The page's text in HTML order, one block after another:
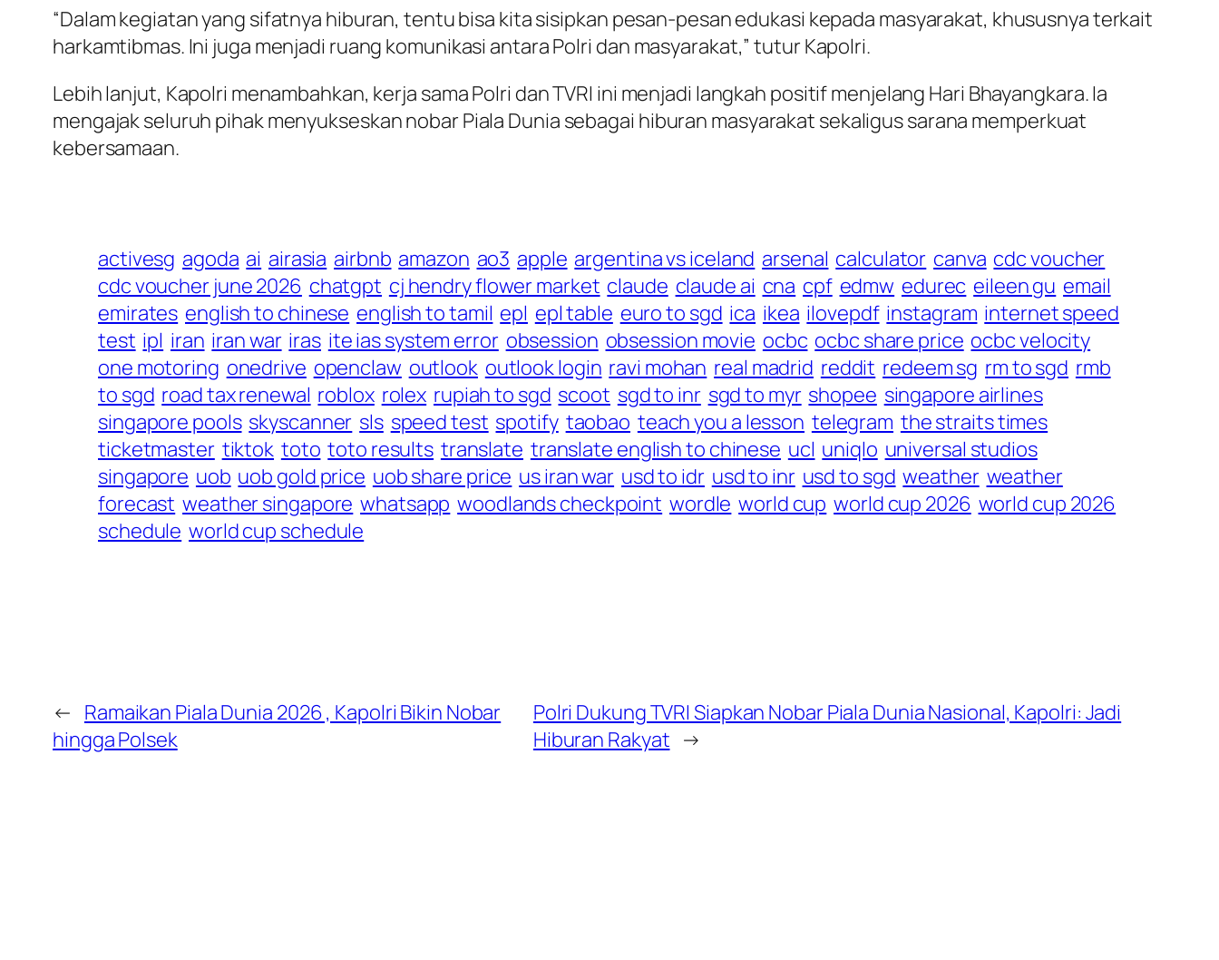
“Dalam kegiatan yang sifatnya hiburan, tentu bisa kita sisipkan pesan-pesan edukasi kepada masyarakat, khususnya terkait
harkamtibmas. Ini juga menjadi ruang komunikasi antara Polri dan masyarakat,” tutur Kapolri.
Lebih lanjut, Kapolri menambahkan, kerja sama Polri dan TVRI ini menjadi langkah positif menjelang Hari Bhayangkara. Ia
mengajak seluruh pihak menyukseskan nobar Piala Dunia sebagai hiburan masyarakat sekaligus sarana memperkuat
kebersamaan.
activesg agoda ai airasia airbnb amazon ao3 apple argentina vs iceland arsenal calculator canva cdc voucher
cdc voucher june 2026 chatgpt cj hendry flower market claude claude ai cna cpf edmw edurec eileen gu email
emirates english to chinese english to tamil epl epl table euro to sgd ica ikea ilovepdf instagram internet speed
test ipl iran iran war iras ite ias system error obsession obsession movie ocbc ocbc share price ocbc velocity
one motoring onedrive openclaw outlook outlook login ravi mohan real madrid reddit redeem sg rm to sgd rmb
to sgd road tax renewal roblox rolex rupiah to sgd scoot sgd to inr sgd to myr shopee singapore airlines
singapore pools skyscanner sls speed test spotify taobao teach you a lesson telegram the straits times
ticketmaster tiktok toto toto results translate translate english to chinese ucl uniqlo universal studios
singapore uob uob gold price uob share price us iran war usd to idr usd to inr usd to sgd weather weather
forecast weather singapore whatsapp woodlands checkpoint wordle world cup world cup 2026 world cup 2026
schedule world cup schedule
← Ramaikan Piala Dunia 2026 , Kapolri Bikin Nobar
hingga Polsek
Polri Dukung TVRI Siapkan Nobar Piala Dunia Nasional, Kapolri: Jadi
Hiburan Rakyat →